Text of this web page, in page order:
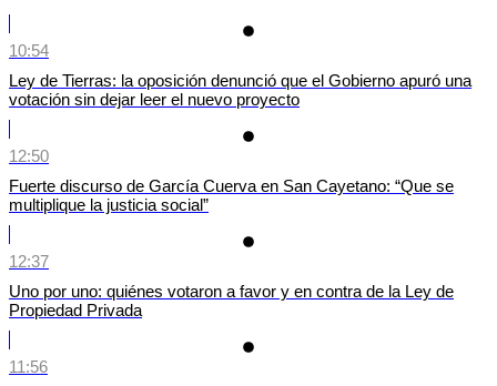
10:54
Ley de Tierras: la oposición denunció que el Gobierno apuró una
votación sin dejar leer el nuevo proyecto
12:50
Fuerte discurso de García Cuerva en San Cayetano: “Que se
multiplique la justicia social”
12:37
Uno por uno: quiénes votaron a favor y en contra de la Ley de
Propiedad Privada
11:56